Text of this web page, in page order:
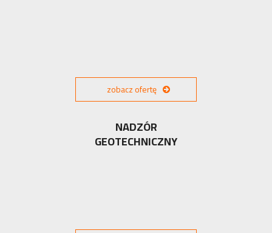
zobacz ofertę
NADZÓR
GEOTECHNICZNY